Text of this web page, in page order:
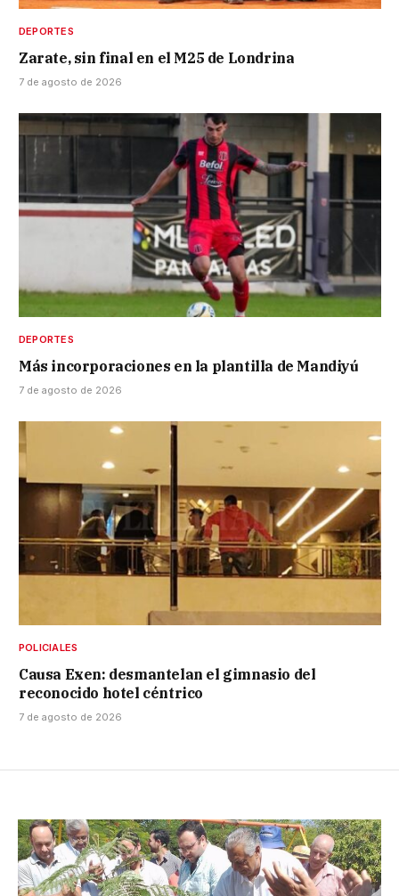
DEPORTES
Zarate, sin final en el M25 de Londrina
7 de agosto de 2026
DEPORTES
Más incorporaciones en la plantilla de Mandiyú
7 de agosto de 2026
POLICIALES
Causa Exen: desmantelan el gimnasio del
reconocido hotel céntrico
7 de agosto de 2026